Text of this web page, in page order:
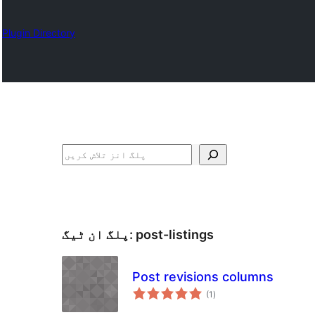
Plugin Directory
تلاش
پلگ ان ٹیگ: post-listings
Post revisions columns
(1 مجموعی
درجہ
)